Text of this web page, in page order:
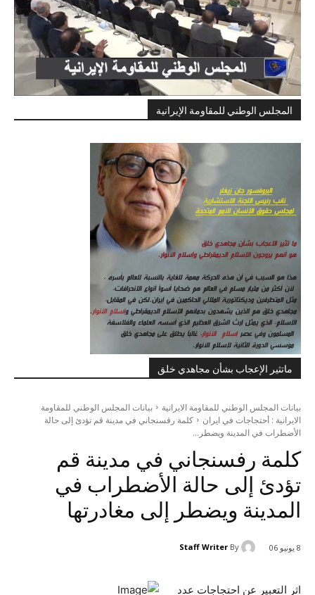
المجلس الوطني للمقاومة الإيرانية
ماتثير الإعجاب بشأن مجاهدي خلق
بيانات المجلس الوطني للمقاومة الايرانية
بيانات المجلس الوطني للمقاومة
الايرانية : أحتجاجات في ايران
كلمة رفسنجاني في مدينة قم تؤدئ إلى حالة
الأضطراب في المدينة ويضطر...
كلمة رفسنجاني في مدينة قم
تؤدئ إلى حالة الأضطراب في
المدينة ويضطر إلى مغادرتها
8 يونيو 06 By
Staff Writer
اثر التعبير عن احتجاجات عدد